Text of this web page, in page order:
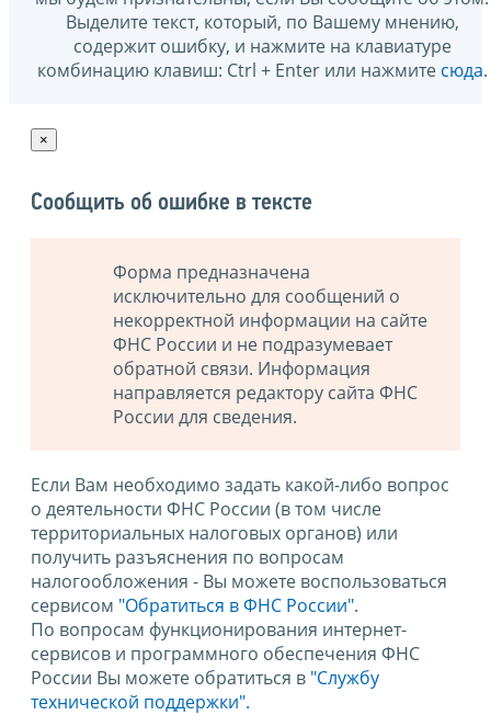
Выделите текст, который, по Вашему мнению,
содержит ошибку, и нажмите на клавиатуре
комбинацию клавиш: Ctrl + Enter или нажмите сюда.
×
Сообщить об ошибке в тексте
Форма предназначена
исключительно для сообщений о
некорректной информации на сайте
ФНС России и не подразумевает
обратной связи. Информация
направляется редактору сайта ФНС
России для сведения.
Если Вам необходимо задать какой-либо вопрос
о деятельности ФНС России (в том числе
территориальных налоговых органов) или
получить разъяснения по вопросам
налогообложения - Вы можете воспользоваться
сервисом "Обратиться в ФНС России".
По вопросам функционирования интернет-
сервисов и программного обеспечения ФНС
России Вы можете обратиться в "Службу
технической поддержки".